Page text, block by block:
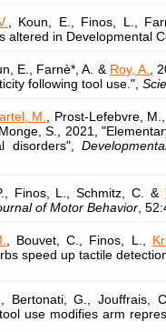
, Koun, E., Finos, L.,
altered in Developmental
E., Farnè*, A. & Roy, A.
,
following tool use.",
M. , Prost-Lefebvre,
S., 2021,
disorders",
Finos, L., Schmitz, C. &
of Motor Behavior ,
, Bouvet, C., Finos, L.,
speed up tactile
Bertonati, G., Jouffrais,
use modifies arm